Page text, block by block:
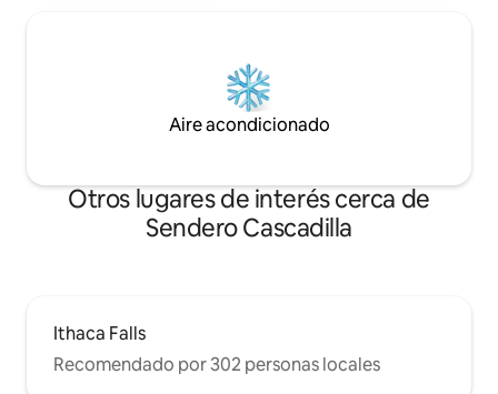
Aire acondicionado
Otros lugares de interés cerca de
Sendero Cascadilla
Ithaca Falls
Recomendado por 302 personas locales